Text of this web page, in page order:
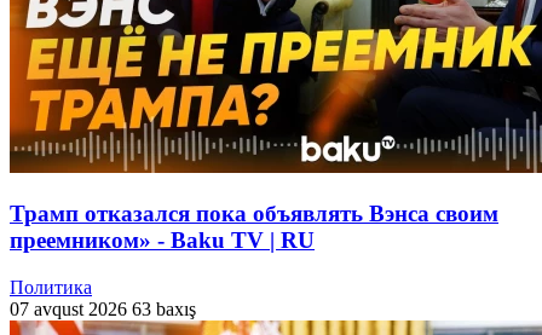
Трамп отказался пока объявлять Вэнса своим
преемником» - Baku TV | RU
Политика
07 avqust 2026 63 baxış